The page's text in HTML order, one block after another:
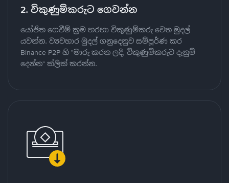
2. විකුණුම්කරුට ගෙවන්න
යෝජිත ගෙවීම් ක්‍රම හරහා විකුණුම්කරු වෙත මුදල්
යවන්න. ව්‍යවහාර මුදල් ගනුදෙනුව සම්පූර්ණ කර
Binance P2P හි "මාරු කරන ලදි, විකුණුම්කරුට දැනුම්
දෙන්න" ක්ලික් කරන්න.